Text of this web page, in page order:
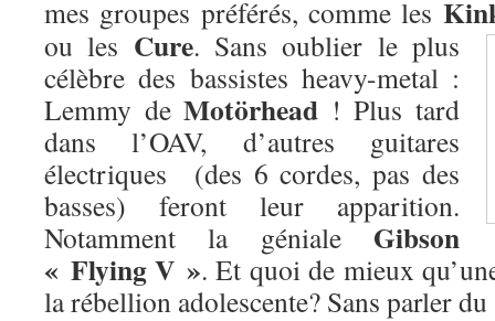
mes groupes préférés, comme les
ou les Cure. Sans oublier le plus
célèbre des bassistes heavy-metal :
Lemmy deMotörhead ! Plus tard
dans l’OAV, d’autres guitares
électriques (des 6 cordes, pas des
basses) feront leur apparition.
Notamment la géniale Gibson
« Flying V ». Et quoi de mieux
la rébellion adolescente? Sans parler